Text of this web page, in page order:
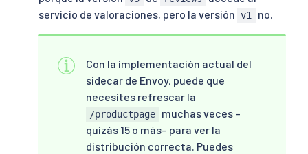
servicio de valoraciones, pero la versión v1 no.
Con la implementación actual del
sidecar de Envoy, puede que
necesites refrescar la
/productpage
muchas veces –
quizás 15 o más– para ver la
distribución correcta. Puedes